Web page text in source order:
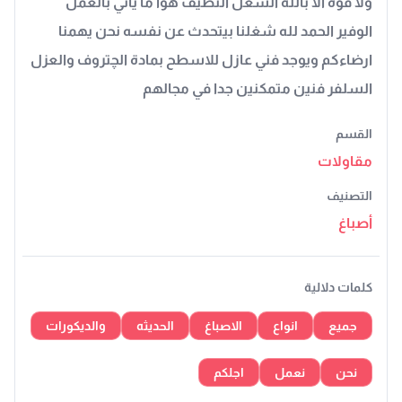
الوفير الحمد لله شغلنا بيتحدث عن نفسه نحن يهمنا
ارضاءكم ويوجد فني عازل للاسطح بمادة الچتروف والعزل
السلفر فنين متمكنين جدا في مجالهم
القسم
مقاولات
التصنيف
أصباغ
كلمات دلالية
جميع انواع الاصباغ الحديثه والديكورات
نحن نعمل اجلكم